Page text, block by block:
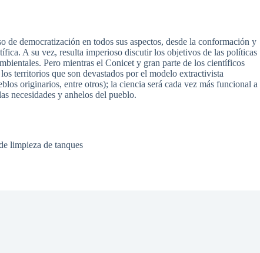
democratización en todos sus aspectos, desde la conformación y
A su vez, resulta imperioso discutir los objetivos de las políticas
Pero mientras el Conicet y gran parte de los científicos
territorios que son devastados por el modelo extractivista
originarios, entre otros); la ciencia será cada vez más funcional a
necesidades y anhelos del pueblo.